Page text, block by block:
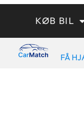
KØB BIL
FÅ